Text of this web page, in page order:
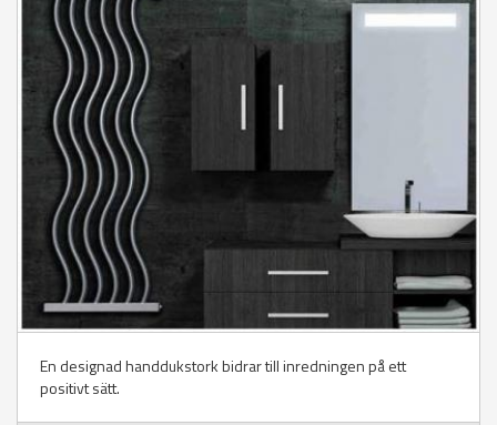
En designad handdukstork bidrar till inredningen på ett
positivt sätt.